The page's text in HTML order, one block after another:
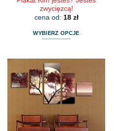
zwycięzcą!
cena od: 18 zł
WYBIERZ OPCJE
ma
wiele
wariantów.
Opcje
można
wybrać
na